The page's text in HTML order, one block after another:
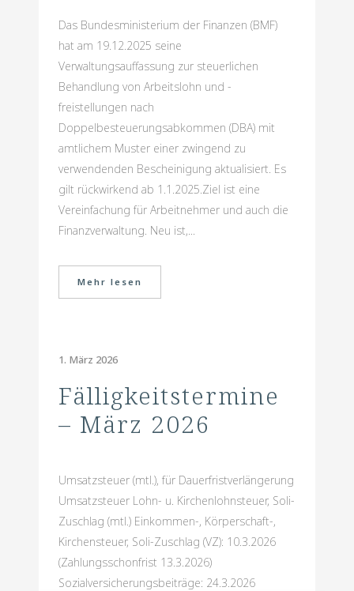
Das Bundesministerium der Finanzen (BMF)
hat am 19.12.2025 seine
Verwaltungsauffassung zur steuerlichen
Behandlung von Arbeitslohn und -
freistellungen nach
Doppelbesteuerungsabkommen (DBA) mit
amtlichem Muster einer zwingend zu
verwendenden Bescheinigung aktualisiert. Es
gilt rückwirkend ab 1.1.2025.Ziel ist eine
Vereinfachung für Arbeitnehmer und auch die
Finanzverwaltung. Neu ist,...
Mehr lesen
1. März 2026
Fälligkeitstermine
– März 2026
Umsatzsteuer (mtl.), für Dauerfristverlängerung
Umsatzsteuer Lohn- u. Kirchenlohnsteuer, Soli-
Zuschlag (mtl.) Einkommen-, Körperschaft-,
Kirchensteuer, Soli-Zuschlag (VZ): 10.3.2026
(Zahlungsschonfrist 13.3.2026)
Sozialversicherungsbeiträge: 24.3.2026